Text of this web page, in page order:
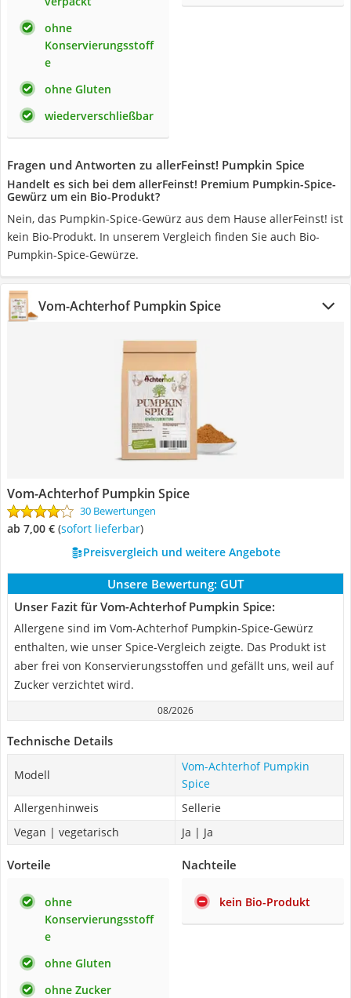
ohne
Konservierungsstoff
e
ohne Gluten
wiederverschließbar
Fragen und Antworten zu allerFeinst! Pumpkin Spice
Handelt es sich bei dem allerFeinst! Premium Pumpkin-Spice-
Gewürz um ein Bio-Produkt?
Nein, das Pumpkin-Spice-Gewürz aus dem Hause allerFeinst! ist
kein Bio-Produkt. In unserem Vergleich finden Sie auch Bio-
Pumpkin-Spice-Gewürze.
Vom-Achterhof Pumpkin Spice
Vom-Achterhof Pumpkin Spice
30 Bewertungen
ab 7,00 € ( Sofort lieferbar)
Preisvergleich und weitere Angebote
Unsere Bewertung: GUT
Unser Fazit für Vom-Achterhof Pumpkin Spice:
Allergene sind im Vom-Achterhof Pumpkin-Spice-Gewürz
enthalten, wie unser Spice-Vergleich zeigte. Das Produkt ist
aber frei von Konservierungsstoffen und gefällt uns, weil auf
Zucker verzichtet wird.
08/2026
Technische Details
Modell
Vom-Achterhof Pumpkin
Spice
Allergenhinweis
Sellerie
Vegan | vegetarisch
Ja | Ja
Vorteile
ohne
Konservierungsstoff
e
ohne Gluten
ohne Zucker
Nachteile
kein Bio-Produkt